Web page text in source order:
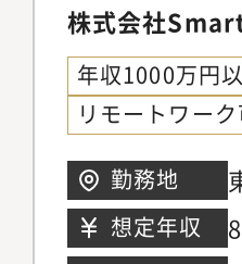
株式会社
年収1000万円
リモートワーク
勤務地
想定年収